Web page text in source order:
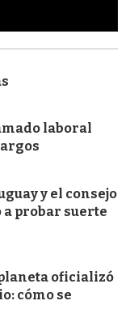
laboral
y el consejo
a probar suerte
oficializó
cómo se